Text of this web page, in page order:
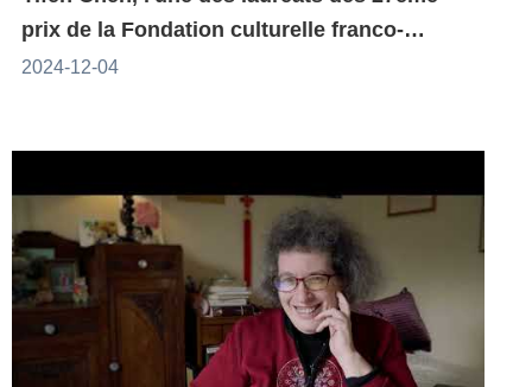
prix de la Fondation culturelle franco-
taïwanaise
2024-12-04